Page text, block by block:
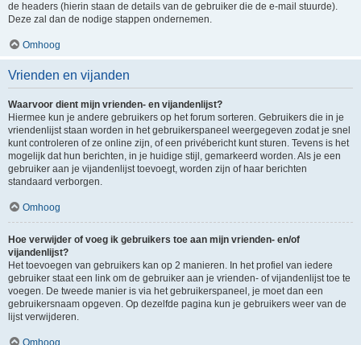
de headers (hierin staan de details van de gebruiker die de e-mail stuurde).
Deze zal dan de nodige stappen ondernemen.
Omhoog
Vrienden en vijanden
Waarvoor dient mijn vrienden- en vijandenlijst?
Hiermee kun je andere gebruikers op het forum sorteren. Gebruikers die in je
vriendenlijst staan worden in het gebruikerspaneel weergegeven zodat je snel
kunt controleren of ze online zijn, of een privébericht kunt sturen. Tevens is het
mogelijk dat hun berichten, in je huidige stijl, gemarkeerd worden. Als je een
gebruiker aan je vijandenlijst toevoegt, worden zijn of haar berichten
standaard verborgen.
Omhoog
Hoe verwijder of voeg ik gebruikers toe aan mijn vrienden- en/of
vijandenlijst?
Het toevoegen van gebruikers kan op 2 manieren. In het profiel van iedere
gebruiker staat een link om de gebruiker aan je vrienden- of vijandenlijst toe te
voegen. De tweede manier is via het gebruikerspaneel, je moet dan een
gebruikersnaam opgeven. Op dezelfde pagina kun je gebruikers weer van de
lijst verwijderen.
Omhoog